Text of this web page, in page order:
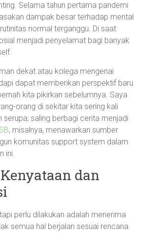
Selama tahun pertama pandemi
dampak besar terhadap mental
normal terganggu. Di saat
menjadi penyelamat bagi banyak
dekat atau kolega mengenai
dapat memberikan perspektif baru
kita pikirkan sebelumnya. Saya
orang di sekitar kita sering kali
serupa; saling berbagi cerita menjadi
, misalnya, menawarkan sumber
komunitas support system dalam
ini.
dan
perlu dilakukan adalah menerima
semua hal berjalan sesuai rencana.